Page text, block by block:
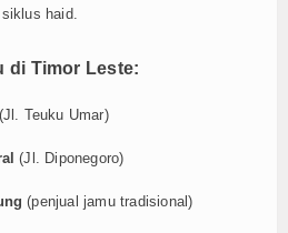
haid.
di Timor Leste:
(Jl. Teuku Umar)
(Jl. Diponegoro)
(penjual jamu tradisional)